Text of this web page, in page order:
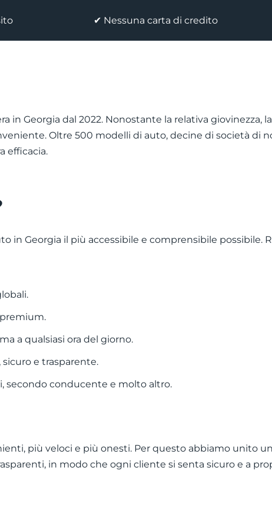
✔ Nessuna carta di credito
in Georgia dal 2022. Nonostante la relativa giovinezza,
Oltre 500 modelli di auto, decine di società di
efficacia.
in Georgia il più accessibile e comprensibile possibile.
a qualsiasi ora del giorno.
e trasparente.
secondo conducente e molto altro.
più veloci e più onesti. Per questo abbiamo unito
in modo che ogni cliente si senta sicuro e a